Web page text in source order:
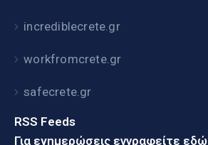
incrediblecrete.gr
workfromcrete.gr
safecrete.gr
RSS Feeds
Για ενημερώσεις εγγραφείτε εδώ